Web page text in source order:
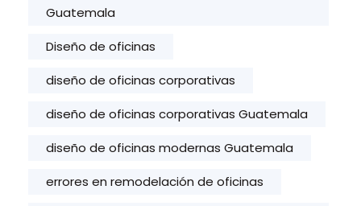
Guatemala
Diseño de oficinas
diseño de oficinas corporativas
diseño de oficinas corporativas Guatemala
diseño de oficinas modernas Guatemala
errores en remodelación de oficinas